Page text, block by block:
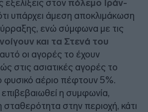
εξελίξεις στον πόλεμο Ιράν-
υπάρχει άμεση αποκλιμάκωση
ενώ σύμφωνα με τις
και τα Στενά του
οι αγορές το έχουν
στις ασιατικές αγορές το
φυσικό αέριο πέφτουν 5%.
η συμφωνία,
σταθερότητα στην περιοχή, κάτι